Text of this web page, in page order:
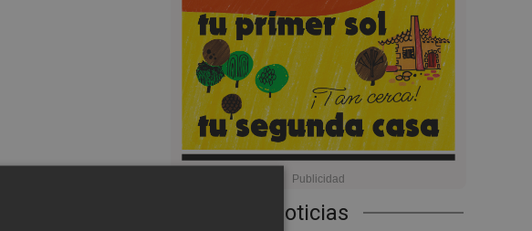
Últimas Noticias